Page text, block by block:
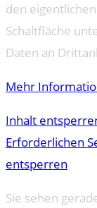
den
Schaltfläche
Daten an
Mehr
Inhalt
Erforderlichen
entsperren
Sie sehen